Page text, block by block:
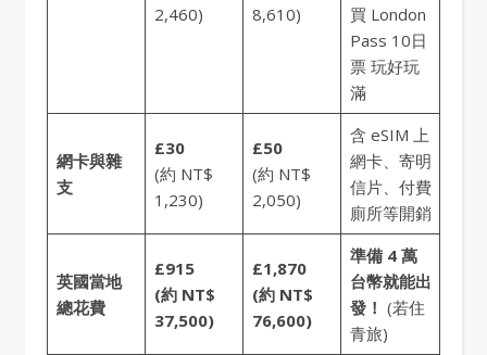
2,460)
8,610)
買 London
Pass 10日
票 玩好玩
滿
網卡與雜
支
£30
(約 NT$
1,230)
£50
(約 NT$
2,050)
含 eSIM 上
網卡、寄明
信片、付費
廁所等開銷
英國當地
總花費
£915
(約 NT$
37,500)
£1,870
(約 NT$
76,600)
準備 4 萬
台幣就能出
發！ (若住
青旅)